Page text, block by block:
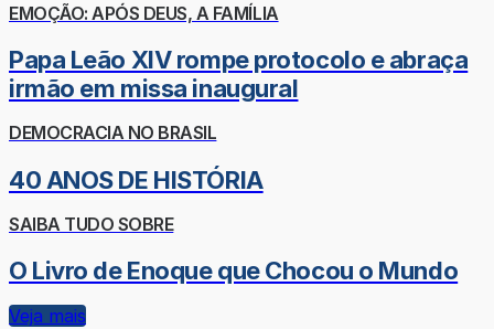
EMOÇÃO: APÓS DEUS, A FAMÍLIA
Papa Leão XIV rompe protocolo e abraça
irmão em missa inaugural
DEMOCRACIA NO BRASIL
40 ANOS DE HISTÓRIA
SAIBA TUDO SOBRE
O Livro de Enoque que Chocou o Mundo
Veja mais